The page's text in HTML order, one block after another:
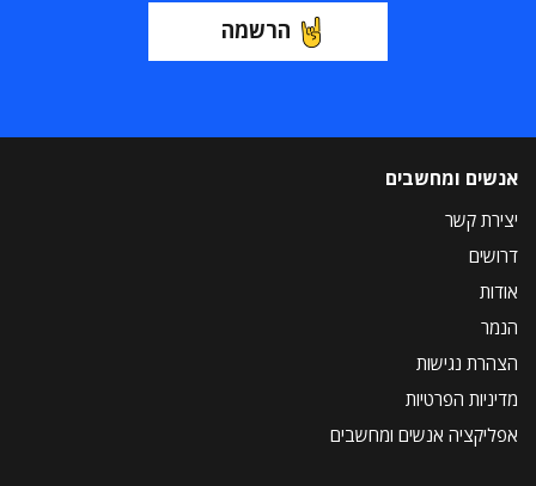
הרשמה
אנשים ומחשבים
יצירת קשר
דרושים
אודות
הנמר
הצהרת נגישות
מדיניות הפרטיות
אפליקציה אנשים ומחשבים